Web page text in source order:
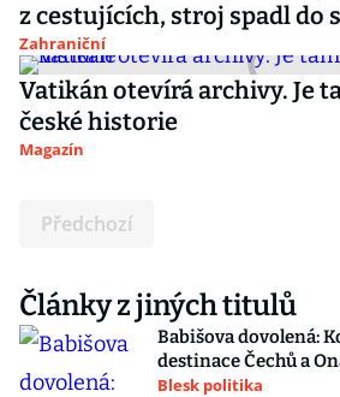
z cestujících, stroj spadl do
Zahraniční
Vatikán otevírá archivy. Je
české historie
Magazín
Předchozí
Články z jiných titulů
Babišova dovolená:
destinace Čechů a
Blesk politika